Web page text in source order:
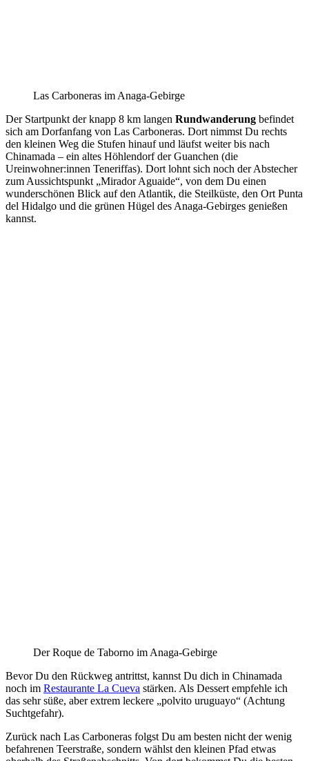
Las Carboneras im Anaga-Gebirge
Der Startpunkt der knapp 8 km langen Rundwanderung befindet
sich am Dorfanfang von Las Carboneras. Dort nimmst Du rechts
den kleinen Weg die Stufen hinauf und läufst weiter bis nach
Chinamada – ein altes Höhlendorf der Guanchen (die
Ureinwohner:innen Teneriffas). Dort lohnt sich noch der Abstecher
zum Aussichtspunkt „Mirador Aguaide“, von dem Du einen
wunderschönen Blick auf den Atlantik, die Steilküste, den Ort Punta
del Hidalgo und die grünen Hügel des Anaga-Gebirges genießen
kannst.
Der Roque de Taborno im Anaga-Gebirge
Bevor Du den Rückweg antrittst, kannst Du dich in Chinamada
noch im Restaurante La Cueva stärken. Als Dessert empfehle ich
das sehr süße, aber extrem leckere „polvito uruguayo“ (Achtung
Suchtgefahr).
Zurück nach Las Carboneras folgst Du am besten nicht der wenig
befahrenen Teerstraße, sondern wählst den kleinen Pfad etwas